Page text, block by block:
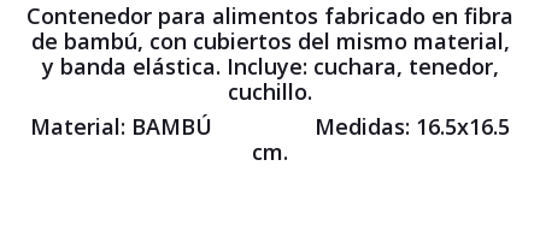
Contenedor para alimentos fabricado en fibra
de bambú, con cubiertos del mismo material,
y banda elástica. Incluye: cuchara, tenedor,
cuchillo.
Material: BAMBÚ Medidas: 16.5x16.5
cm.